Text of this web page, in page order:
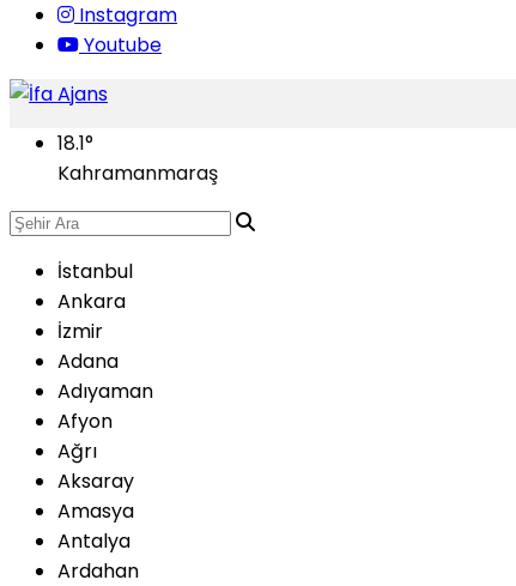
Instagram
Youtube
18.1°
Kahramanmaraş
İstanbul
Ankara
İzmir
Adana
Adıyaman
Afyon
Ağrı
Aksaray
Amasya
Antalya
Ardahan